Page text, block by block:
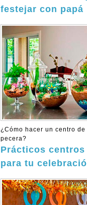
festejar con papá
¿Cómo hacer un centro de
pecera?
Prácticos centros
para tu